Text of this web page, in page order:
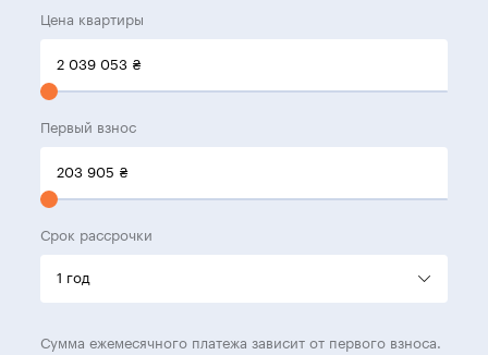
Цена квартиры
2 039 053 ₴
Первый взнос
203 905 ₴
Срок рассрочки
Сумма ежемесячного платежа зависит от первого взноса.